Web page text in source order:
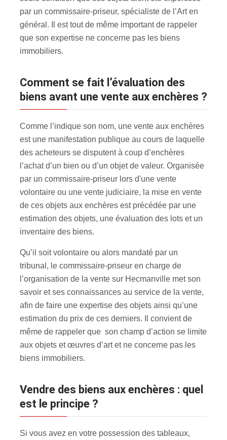
par un commissaire-priseur, spécialiste de l’Art en
général. Il est tout de même important de rappeler
que son expertise ne concerne pas les biens
immobiliers.
Comment se fait l’évaluation des
biens avant une vente aux enchères ?
Comme l’indique son nom, une vente aux enchères
est une manifestation publique au cours de laquelle
des acheteurs se disputent à coup d’enchères
l’achat d’un bien ou d’un objet de valeur. Organisée
par un commissaire-priseur lors d'une vente
volontaire ou une vente judiciaire, la mise en vente
de ces objets aux enchères est précédée par une
estimation des objets, une évaluation des lots et un
inventaire des biens.
Qu’il soit volontaire ou alors mandaté par un
tribunal, le commissaire-priseur en charge de
l’organisation de la vente sur Hecmanville met son
savoir et ses connaissances au service de la vente,
afin de faire une expertise des objets ainsi qu’une
estimation du prix de ces derniers. Il convient de
même de rappeler que son champ d’action se limite
aux objets et œuvres d’art et ne concerne pas les
biens immobiliers.
Vendre des biens aux enchères : quel
est le principe ?
Si vous avez en votre possession des tableaux,